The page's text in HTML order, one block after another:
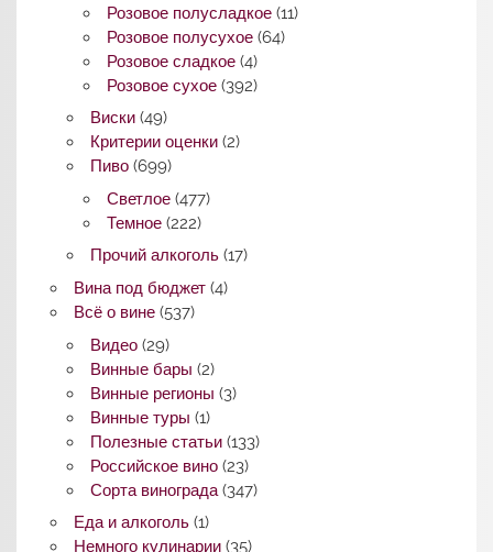
Розовое полусладкое (11)
Розовое полусухое (64)
Розовое сладкое (4)
Розовое сухое (392)
Виски(49)
Критерии оценки(2)
Пиво(699)
Светлое (477)
Темное (222)
Прочий алкоголь(17)
Вина под бюджет(4)
Всё о вине(537)
Видео(29)
Винные бары (2)
Винные регионы (3)
Винные туры (1)
Полезные статьи(133)
Российское вино(23)
Сорта винограда(347)
Еда и алкоголь(1)
Немного кулинарии(35)